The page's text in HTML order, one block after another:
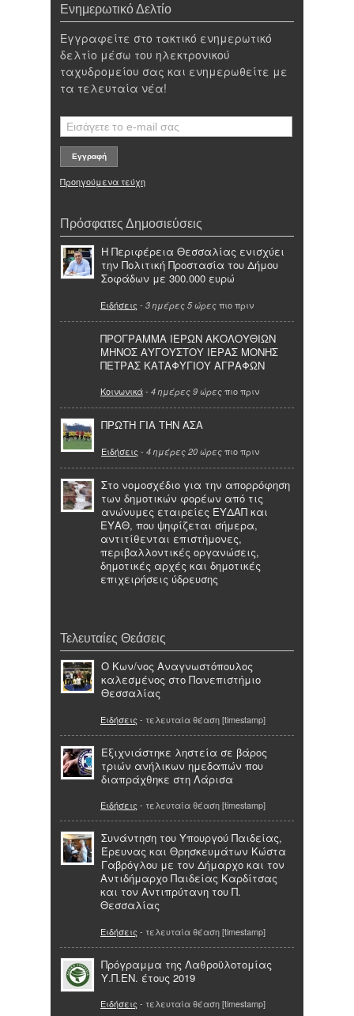
Ενημερωτικό Δελτίο
Εγγραφείτε στο τακτικό ενημερωτικό
δελτίο μέσω του ηλεκτρονικού
ταχυδρομείου σας και ενημερωθείτε με
τα τελευταία νέα!
Προηγούμενα τεύχη
Πρόσφατες Δημοσιεύσεις
Η Περιφέρεια Θεσσαλίας ενισχύει
την Πολιτική Προστασία του Δήμου
Σοφάδων με 300.000 ευρώ
Ειδήσεις - 3 ημέρες 5 ώρες πιο πριν
ΠΡΟΓΡΑΜΜΑ ΙΕΡΩΝ ΑΚΟΛΟΥΘΙΩΝ
ΜΗΝΟΣ ΑΥΓΟΥΣΤΟΥ ΙΕΡΑΣ ΜΟΝΗΣ
ΠΕΤΡΑΣ ΚΑΤΑΦΥΓΙΟΥ ΑΓΡΑΦΩΝ
Κοινωνικά- 4 ημέρες 9 ώρες πιο πριν
ΠΡΩΤΗ ΓΙΑ ΤΗΝ ΑΣΑ
Ειδήσεις - 4 ημέρες 20 ώρες πιο πριν
Στο νομοσχέδιο για την απορρόφηση
των δημοτικών φορέων από τις
ανώνυμες εταιρείες ΕΥΔΑΠ και
ΕΥΑΘ, που ψηφίζεται σήμερα,
αντιτίθενται επιστήμονες,
περιβαλλοντικές οργανώσεις,
δημοτικές αρχές και δημοτικές
επιχειρήσεις ύδρευσης
Τελευταίες Θεάσεις
O Κων/νος Αναγνωστόπουλος
καλεσμένος στο Πανεπιστήμιο
Θεσσαλίας
Ειδήσεις - τελευταία θέαση [timestamp]
Εξιχνιάστηκε ληστεία σε βάρος
τριών ανήλικων ημεδαπών που
διαπράχθηκε στη Λάρισα
Ειδήσεις - τελευταία θέαση [timestamp]
Συνάντηση του Υπουργού Παιδείας,
Έρευνας και Θρησκευμάτων Κώστα
Γαβρόγλου με τον Δήμαρχο και τον
Αντιδήμαρχο Παιδείας Καρδίτσας
και τον Αντιπρύτανη του Π.
Θεσσαλίας
Ειδήσεις - τελευταία θέαση [timestamp]
Πρόγραμμα της Λαθροϋλοτομίας
Υ.Π.ΕΝ. έτους 2019
Ειδήσεις - τελευταία θέαση [timestamp]